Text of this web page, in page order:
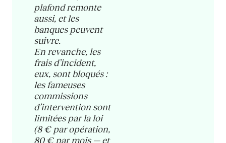
plafond remonte
aussi, et les
banques peuvent
suivre.
En revanche, les
frais d’incident,
eux, sont bloqués :
les fameuses
commissions
d’intervention sont
limitées par la loi
(8 € par opération,
80 € par mois — et